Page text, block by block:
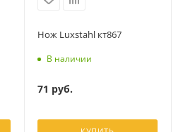
Нож Luxstahl кт867
В наличии
71 руб.